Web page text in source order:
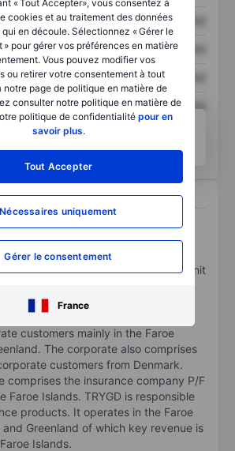
« Tout Accepter», vous consentez à
cookies et au traitement des données
en découle. Sélectionnez « Gérer le
» pour gérer vos préférences en matière
Vous pouvez modifier vos
ou retirer votre consentement à tout
notre page de politique en matière de
consulter notre politique en matière de
politique de confidentialité pour en
savoir plus.
Tout Accepter
Nécessaires uniquement
Gérer le consentement
France
XXXXXXX XXXXXXX
XXXXXXX XXXXXXX
XXXXXXX XXXXXXX
XXXXXXX
XXXXXXX
pour accéder à d’autres outils
Banki
a banking company. It provides a
and financial services to
customers. Its business units
Non-life insurance. The Banking unit
Banking and Corporate Banking.
private customers in the
Corporate Banking
customers mainly in the Faroe
The corporate also comprises
customers from Denmark.
comprises the insurance company P/F
Faroe Islands. TRYGD is responsible
products. It operates in the Faroe
and Greenland of which key revenue is
Islands.